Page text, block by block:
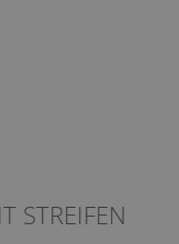
STREIFEN